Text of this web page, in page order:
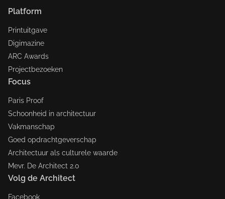
Platform
Printuitgave
Digimazine
ARC Awards
Projectbezoeken
Focus
Paris Proof
Schoonheid in architectuur
Vakmanschap
Goed opdrachtgeverschap
Architectuur als culturele waarde
Mevr. De Architect 2.0
Volg de Architect
Facebook